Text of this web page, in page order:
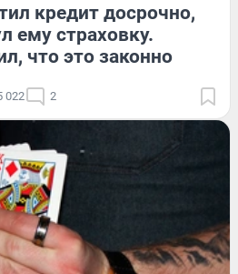
кредит досрочно,
ему страховку.
что это законно
022 2